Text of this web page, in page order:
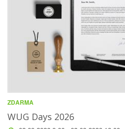
ZDARMA
WUG Days 2026